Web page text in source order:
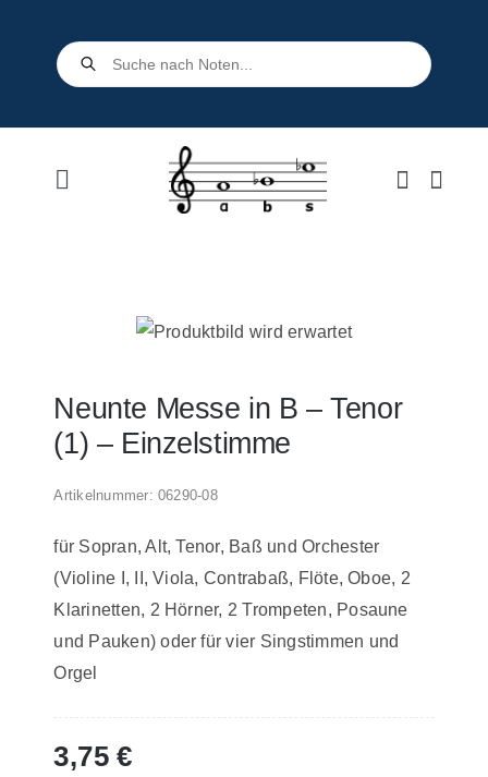
Products
search
Toggle
Kontakt
Neunte Messe in B – Tenor
(1) – Einzelstimme
Artikelnummer: 06290-08
für Sopran, Alt, Tenor, Baß und Orchester
(Violine I, II, Viola, Contrabaß, Flöte, Oboe, 2
Klarinetten, 2 Hörner, 2 Trompeten, Posaune
und Pauken) oder für vier Singstimmen und
Orgel
3,75€